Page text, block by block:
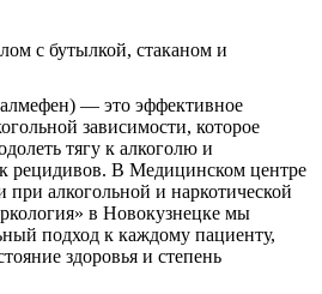
— это эффективное
зависимости, которое
тягу к алкоголю и
рецидивов. В Медицинском центре
алкогольной и наркотической
в Новокузнецке мы
подход к каждому пациенту,
здоровья и степень